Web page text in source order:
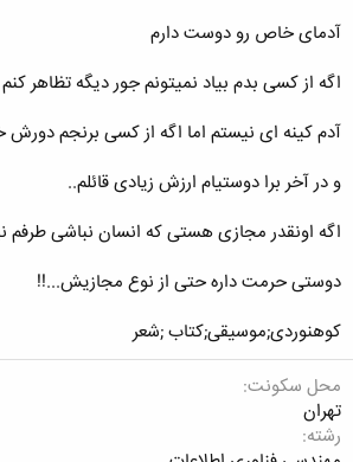
آدمای خاص رو دوست دارم
اگه از کسی بدم بیاد نمیتونم جور دیگه تظاهر کنم
آدم کینه ای نیستم اما اگه از کسی برنجم
و در آخر برا دوستیام ارزش زیادی قائلم..
اگه اونقدر مجازی هستی که انسان نباشی طرفم
دوستی حرمت داره حتی از نوع مجازیش...!!
کوهنوردی;موسیقی;کتاب ;شعر
محل سکونت
تهران
رشته